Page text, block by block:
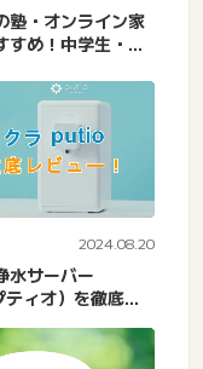
塾・オンライン家
すめ！中学生・高
2024.08.20
水サーバー
ィオ）を徹底レ